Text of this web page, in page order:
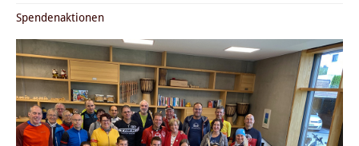
Spendenaktionen